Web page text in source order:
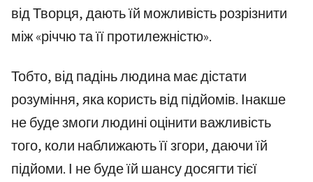
від Творця, дають їй можливість розрізнити
між «річчю та її протилежністю».
Тобто, від падінь людина має дістати
розуміння, яка користь від підйомів. Інакше
не буде змоги людині оцінити важливість
того, коли наближають її згори, даючи їй
підйоми. І не буде їй шансу досягти тієї